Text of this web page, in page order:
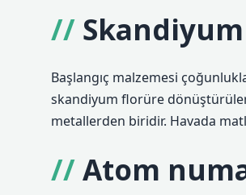
Başlangıç ​​malzemesi
skandiyum florüre
metallerden biridir. Havada
Atom